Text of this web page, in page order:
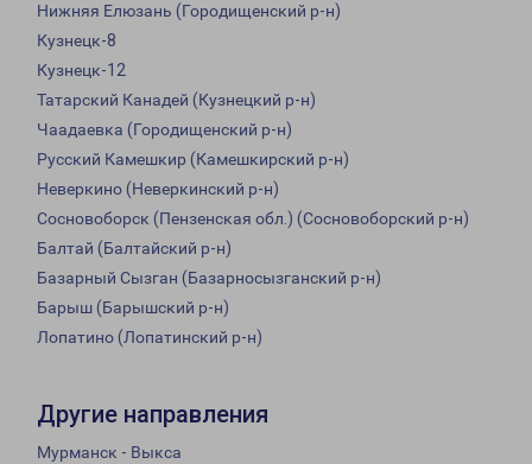
Нижняя Елюзань (Городищенский р-н)
Кузнецк-8
Кузнецк-12
Татарский Канадей (Кузнецкий р-н)
Чаадаевка (Городищенский р-н)
Русский Камешкир (Камешкирский р-н)
Неверкино (Неверкинский р-н)
Сосновоборск (Пензенская обл.) (Сосновоборский р-н)
Балтай (Балтайский р-н)
Базарный Сызган (Базарносызганский р-н)
Барыш (Барышский р-н)
Лопатино (Лопатинский р-н)
Другие направления
Мурманск - Выкса